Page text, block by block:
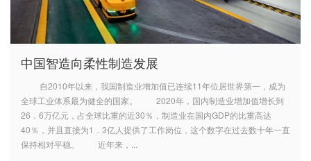
中国智造向柔性制造发展
自2010年以来，我国制造业增加值已连续11年位居世界第一，成为
全球工业体系最为健全的国家。 2020年，国内制造业增加值增长到
26．6万亿元，占全球比重的近30％，制造业在国内GDP的比重高达
40％，并且直接为1．3亿人提供了工作岗位，这个数字在过去数十年一直
保持相对平稳。 近年来，...